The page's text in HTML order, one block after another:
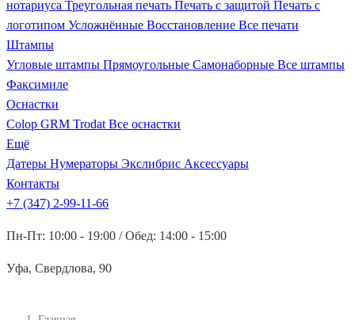
нотариуса Треугольная печать Печать с защитой Печать с
логотипом Усложнённые Восстановление Все печати
Штампы
Угловые штампы Прямоугольные Самонаборные Все штампы
Факсимиле
Оснастки
Colop GRM Trodat Все оснастки
Ещё
Датеры Нумераторы Экслибрис Аксессуары
Контакты
+7 (347) 2-99-11-66
Пн-Пт: 10:00 - 19:00 / Обед: 14:00 - 15:00
Уфа, Свердлова, 90